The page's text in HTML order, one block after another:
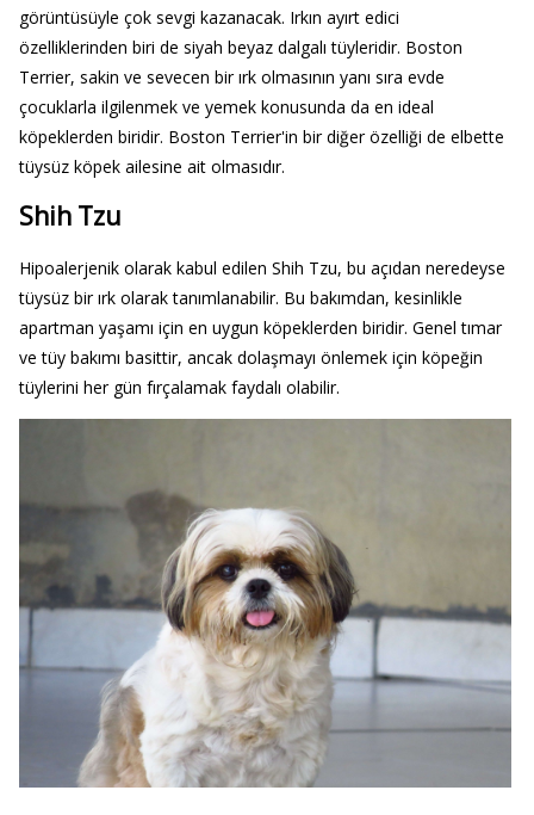
görüntüsüyle çok sevgi kazanacak. Irkın ayırt edici
özelliklerinden biri de siyah beyaz dalgalı tüyleridir. Boston
Terrier, sakin ve sevecen bir ırk olmasının yanı sıra evde
çocuklarla ilgilenmek ve yemek konusunda da en ideal
köpeklerden biridir. Boston Terrier'in bir diğer özelliği de elbette
tüysüz köpek ailesine ait olmasıdır.
Shih Tzu
Hipoalerjenik olarak kabul edilen Shih Tzu, bu açıdan neredeyse
tüysüz bir ırk olarak tanımlanabilir. Bu bakımdan, kesinlikle
apartman yaşamı için en uygun köpeklerden biridir. Genel tımar
ve tüy bakımı basittir, ancak dolaşmayı önlemek için köpeğin
tüylerini her gün fırçalamak faydalı olabilir.